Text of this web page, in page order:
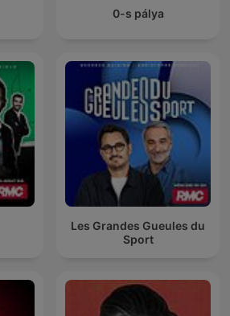
0-s pálya
Les Grandes Gueules du
Sport